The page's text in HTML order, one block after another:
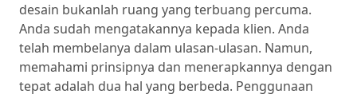
desain bukanlah ruang yang terbuang percuma.
Anda sudah mengatakannya kepada klien. Anda
telah membelanya dalam ulasan-ulasan. Namun,
memahami prinsipnya dan menerapkannya dengan
tepat adalah dua hal yang berbeda. Penggunaan